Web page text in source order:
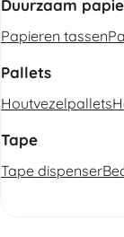
Duurzaam
Papieren tassen
Pallets
Houtvezelpallets
Tape
Tape dispenser